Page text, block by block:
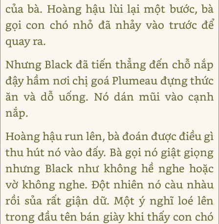
của bà. Hoàng hậu lùi lại một bước, bà
gọi con chó nhỏ đã nhảy vào trước để
quay ra.
Nhưng Black đã tiến thẳng đến chỗ nắp
đậy hầm nơi chị goá Plumeau đựng thức
ăn và dỗ uống. Nó dán mũi vào cạnh
nắp.
Hoàng hậu run lên, bà đoán được điều gì
thu hút nó vào đấy. Bà gọi nó giật giọng
nhưng Black như không hề nghe hoặc
vờ không nghe. Đột nhiên nó càu nhàu
rồi sủa rất giận dữ. Một ý nghĩ loé lên
trong đầu tên bán giày khi thấy con chó